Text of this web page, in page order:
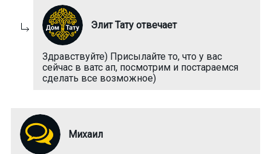
Элит Тату отвечает
Здравствуйте) Присылайте то, что у вас
сейчас в ватс ап, посмотрим и постараемся
сделать все возможное)
Михаил